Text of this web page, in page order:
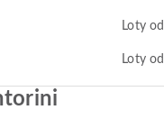
Loty
Loty